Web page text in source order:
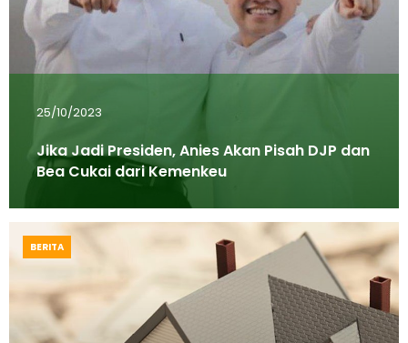
25/10/2023
Jika Jadi Presiden, Anies Akan Pisah DJP dan
Bea Cukai dari Kemenkeu
BERITA